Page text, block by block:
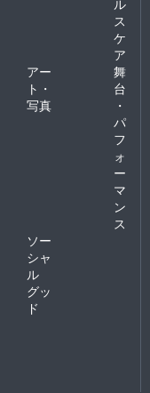
ス
ケ
ア
アー
ト・
写真
舞
台
・
パ
フ
ォ
ー
マ
ン
ス
ソー
シャ
ル
グッ
ド